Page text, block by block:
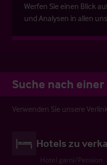
Werfen Sie einen Blick
und Analysen in allen
Suche nach
Verwenden Sie unsere
Hotels zu
Hotel garni/Pension